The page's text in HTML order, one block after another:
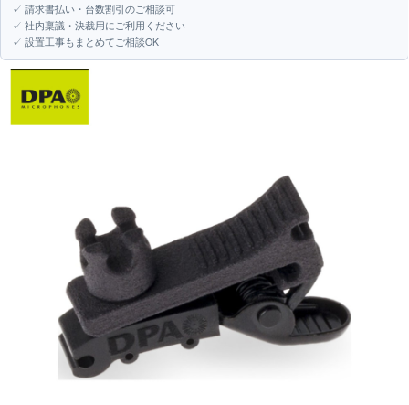
✓ 請求書払い・台数割引のご相談可
✓ 社内稟議・決裁用にご利用ください
✓ 設置工事もまとめてご相談OK